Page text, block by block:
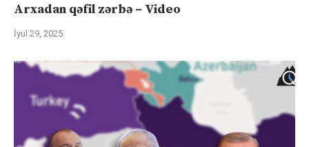
Arxadan qəfil zərbə – Video
İyul 29, 2025